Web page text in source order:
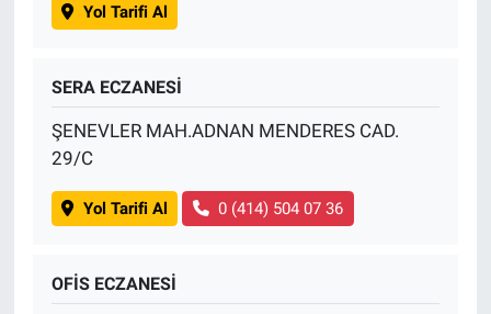
Yol Tarifi Al
SERA ECZANESİ
ŞENEVLER MAH.ADNAN MENDERES CAD.
29/C
Yol Tarifi Al 0 (414) 504 07 36
OFİS ECZANESİ